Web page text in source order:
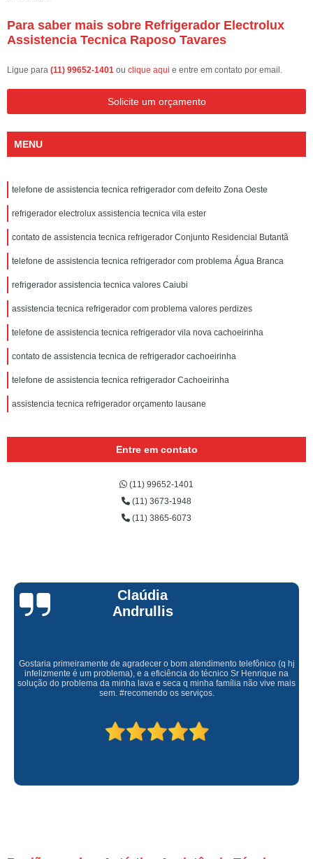
Para saber mais sobre Refrigerador Electrolux
Assistencia Tecnica Raposo Tavares
Ligue para (11) 99652-1401 ou clique aqui e entre em contato por email.
Solicite um orçamento
MENU
telefone de assistencia tecnica refrigerador com defeito Zona Oeste
refrigerador electrolux assistencia tecnica vila ester
contato de assistencia tecnica refrigerador Conjunto Residencial Butantã
telefone de assistencia tecnica refrigerador com problema Água Branca
refrigerador assistencia tecnica valores Caiubi
assistencia tecnica refrigerador com problema valores perdizes
telefone de assistencia tecnica refrigerador vila nova cachoeirinha
contato de assistencia tecnica de refrigerador cachoeirinha
telefone de assistencia tecnica refrigerador Cachoeirinha
assistencia tecnica refrigerador orçamento lausane
Entre em contato
(11) 99652-1401
(11) 3673-1948
(11) 3865-6073
Claúdia
Andrullis
Gostaria primeiramente de agradecer o bom atendimento telefônico (q hj
infelizmente é um problema), e a eficiência do técnico Sr Henrique na
solução do problema da minha lava e seca q minha família não vive mais
sem. #recomendo os serviços.